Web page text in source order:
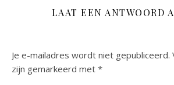
LAAT EEN ANTWOORD
Je e-mailadres wordt niet gepubliceerd.
zijn gemarkeerd met *